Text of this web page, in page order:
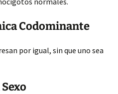
Codominante
por igual, sin que uno sea